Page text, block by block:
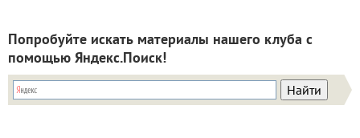
Попробуйте искать материалы нашего клуба с
помощью Яндекс.Поиск!